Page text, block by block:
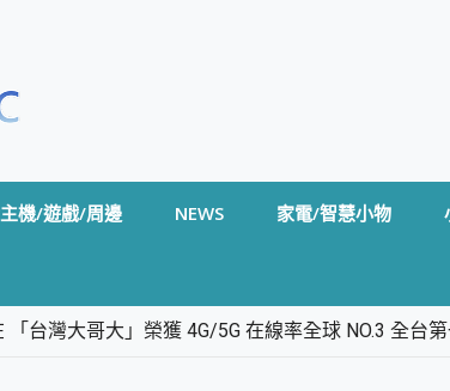
機/遊戲/周邊 NEWS 家電/智慧小物
台灣大哥大」榮獲 4G/5G 在線率全球 NO.3 全台